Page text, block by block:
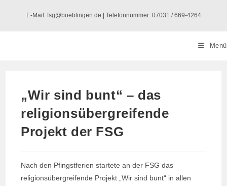
E-Mail: fsg@boeblingen.de | Telefonnummer: 07031 / 669-4264
Menü
„Wir sind bunt“ – das
religionsübergreifende
Projekt der FSG
Nach den Pfingstferien startete an der FSG das
religionsübergreifende Projekt „Wir sind bunt“ in allen